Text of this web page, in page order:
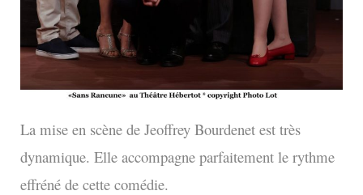
La mise en scène de Jeoffrey Bourdenet est très
dynamique. Elle accompagne parfaitement le rythme
effréné de cette comédie.